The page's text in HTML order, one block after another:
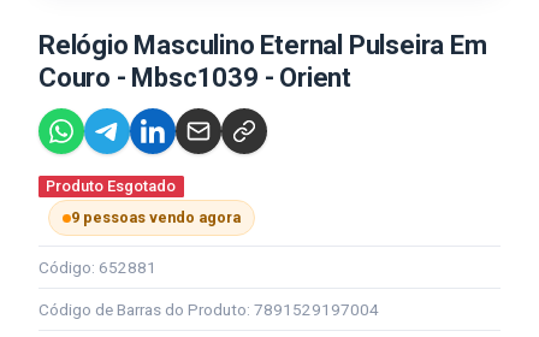
Relógio Masculino Eternal Pulseira Em
Couro - Mbsc1039 - Orient
Produto Esgotado
9 pessoas vendo agora
Código: 652881
Código de Barras do Produto: 7891529197004